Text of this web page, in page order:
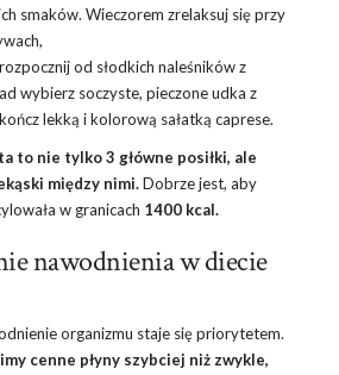
smaków. Wieczorem zrelaksuj się przy
od słodkich naleśników z
wybierz soczyste, pieczone udka z
lekką i kolorową sałatką caprese.
to nie tylko 3 główne posiłki, ale
między nimi.Dobrze jest, aby
w granicach 1400 kcal.
nawodnienia w diecie
organizmu staje się priorytetem.
cenne płyny szybciej niż zwykle,